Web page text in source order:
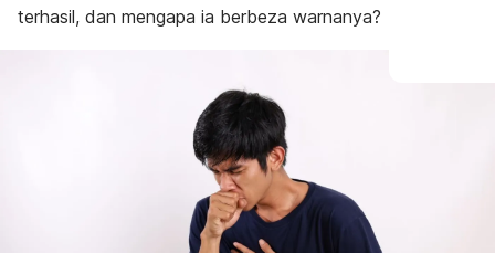
Kahak berdarah
terhasil, dan mengapa ia berbeza warnanya?